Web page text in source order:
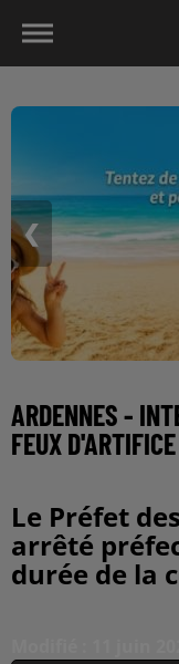
❮
ARDENNES -
FEUX
Le Préfet
arrêté
durée de la